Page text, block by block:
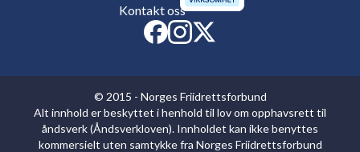
Kontakt oss
© 2015 - Norges Friidrettsforbund
Alt innhold er beskyttet i henhold til lov om opphavsrett til
åndsverk (Åndsverkloven). Innholdet kan ikke benyttes
kommersielt uten samtykke fra Norges Friidrettsforbund